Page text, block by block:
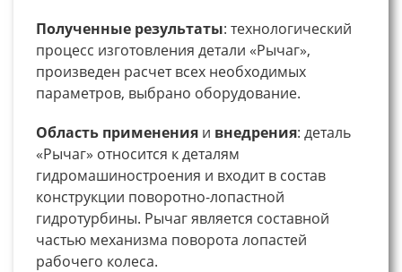
Полученные результаты: технологический
процесс изготовления детали «Рычаг»,
произведен расчет всех необходимых
параметров, выбрано оборудование.
Область применения и внедрения: деталь
«Рычаг» относится к деталям
гидромашиностроения и входит в состав
конструкции поворотно-лопастной
гидротурбины. Рычаг является составной
частью механизма поворота лопастей
рабочего колеса.